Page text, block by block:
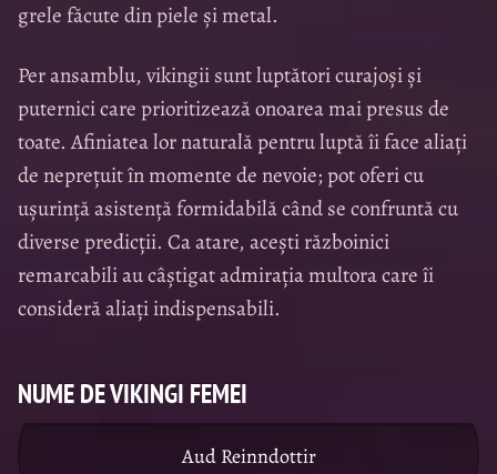
grele făcute din piele și metal.
Per ansamblu, vikingii sunt luptători curajoși și
puternici care prioritizează onoarea mai presus de
toate. Afiniatea lor naturală pentru luptă îi face aliați
de neprețuit în momente de nevoie; pot oferi cu
ușurință asistență formidabilă când se confruntă cu
diverse predicții. Ca atare, acești războinici
remarcabili au câștigat admirația multora care îi
consideră aliați indispensabili.
NUME DE VIKINGI FEMEI
Aud Reinndottir